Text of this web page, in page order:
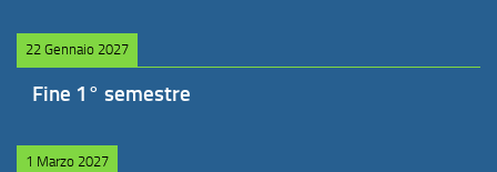
22 Gennaio 2027
Fine 1° semestre
1 Marzo 2027